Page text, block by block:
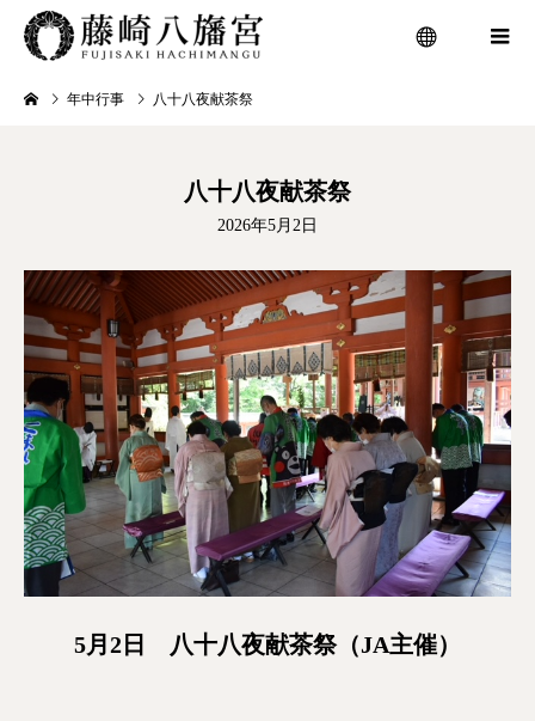
年中行事 八十八夜献茶祭
八十八夜献茶祭
2026年5月2日
5月2日 八十八夜献茶祭（JA主催）